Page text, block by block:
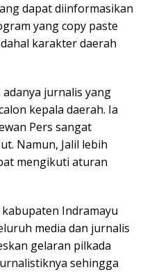
dapat diinformasikan
yang copy paste
karakter daerah
jurnalis yang
kepala daerah. Ia
Pers sangat
Namun, Jalil lebih
mengikuti aturan
Indramayu
media dan jurnalis
gelaran pilkada
sehingga